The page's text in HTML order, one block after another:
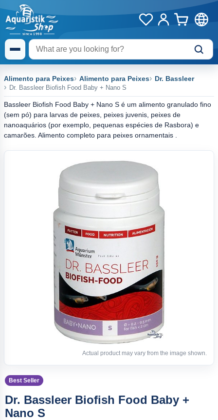
Alimento para Peixes Alimento para Peixes Dr. Bassleer
Dr. Bassleer Biofish Food Baby + Nano S
Bassleer Biofish Food Baby + Nano S é um alimento granulado fino
(sem pó) para larvas de peixes, peixes juvenis, peixes de
nanoaquários (por exemplo, pequenas espécies de Rasbora) e
camarões. Alimento completo para peixes ornamentais .
Actual product may vary from the image shown.
Best Seller
Dr. Bassleer Biofish Food Baby +
Nano S